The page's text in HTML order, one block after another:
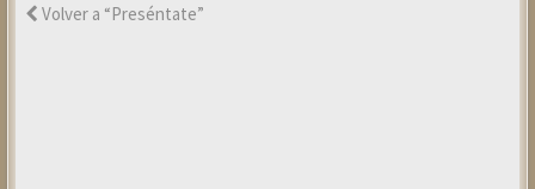
Volver a “Preséntate”